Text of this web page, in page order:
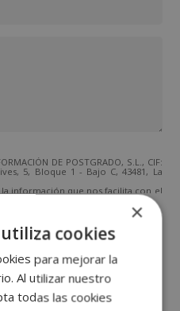
DE POSTGRADO, S.L., CIF:
5, Bloque 1 - Bajo C, 43481, La
información que nos facilita con el
de tipo comercial relacionado con
de productos que fueran de su
del interesado.
identificándose suficientemente,
Política de Privacidad.
(vía telefónica y/o email):
×
cookies
para mejorar la
Al utilizar nuestro
todas las cookies